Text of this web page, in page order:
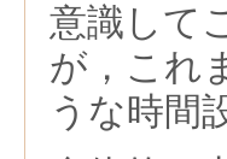
意識して
が，これ
うな時間